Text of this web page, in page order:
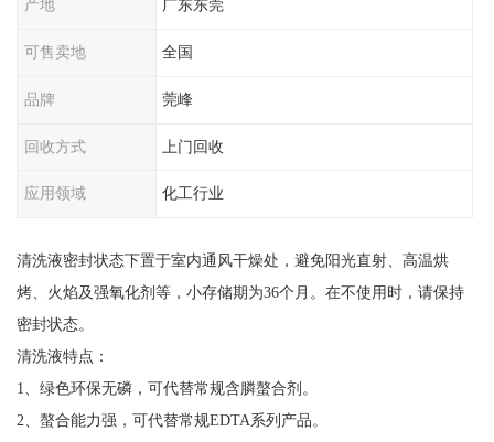
产地 广东东莞
可售卖地 全国
品牌 莞峰
回收方式 上门回收
应用领域 化工行业
清洗液密封状态下置于室内通风干燥处，避免阳光直射、高温烘
烤、火焰及强氧化剂等，小存储期为36个月。在不使用时，请保持
密封状态。
清洗液特点：
1、绿色环保无磷，可代替常规含膦螯合剂。
2、螯合能力强，可代替常规EDTA系列产品。